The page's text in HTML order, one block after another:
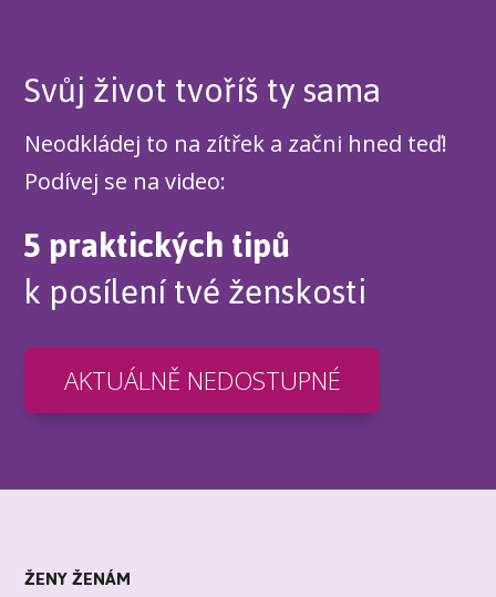
Svůj život tvoříš ty sama
Neodkládej to na zítřek a začni hned teď!
Podívej se na video:
5 praktických tipů
k posílení tvé ženskosti
AKTUÁLNĚ NEDOSTUPNÉ
ŽENY ŽENÁM